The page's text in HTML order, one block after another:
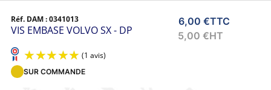
Réf. DAM :0341013
VIS EMBASE VOLVO SX - DP
6,00 €TTC
5,00 €HT
SUR COMMANDE